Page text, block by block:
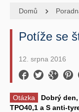
Domů
Potíže se
12. srpna 2016
Otázka
Dobrý
TPO40,1 a S anti-